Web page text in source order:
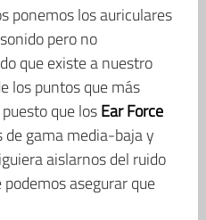
ponemos los auriculares
pero no
que existe a nuestro
los puntos que más
que losEar Force
gama media-baja y
aislarnos del ruido
asegurar que